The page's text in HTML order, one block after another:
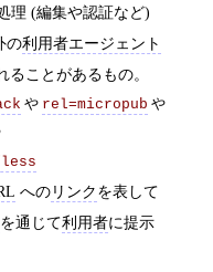
理 (編集や認証など)
の利用者エージェント
ことがあるもの。
や rel=micropub や
へのリンクを表して
を通じて利用者に提示